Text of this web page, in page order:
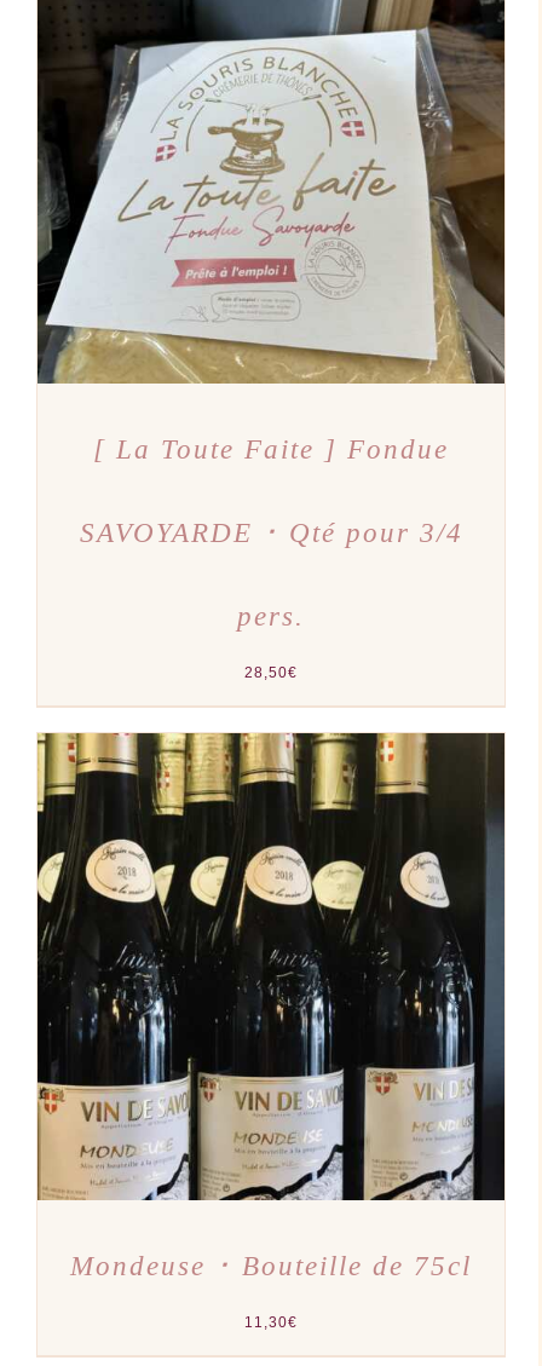
AJOUTER AU PANIER
/
DÉTAILS
[ La Toute Faite ] Fondue
SAVOYARDE ･ Qté pour 3/4
pers.
28,50€
AJOUTER AU PANIER
DÉTAILS
Mondeuse ･ Bouteille de 75cl
11,30€